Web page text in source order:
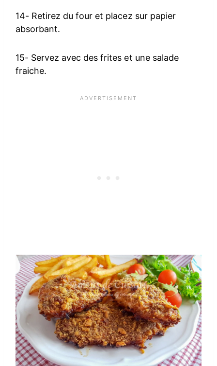
14- Retirez du four et placez sur papier
absorbant.
15- Servez avec des frites et une salade
fraiche.